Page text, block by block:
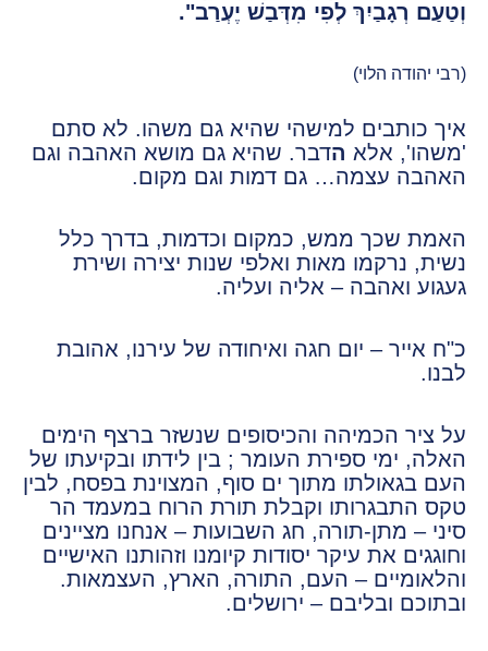
וְטַעַם רְגָבַיִךְ לְפִי מִדְּבַשׁ יֶעְרַב".
(רבי יהודה הלוי)
איך כותבים למישהי שהיא גם משהו. לא סתם
'משהו', אלא הדבר. שהיא גם מושא האהבה וגם
האהבה עצמה… גם דמות וגם מקום.
האמת שכך ממש, כמקום וכדמות, בדרך כלל
נשית, נרקמו מאות ואלפי שנות יצירה ושירת
געגוע ואהבה – אליה ועליה.
כ"ח אייר – יום חגה ואיחודה של עירנו, אהובת
לבנו.
על ציר הכמיהה והכיסופים שנשזר ברצף הימים
האלה, ימי ספירת העומר ; בין לידתו ובקיעתו של
העם בגאולתו מתוך ים סוף, המצוינת בפסח, לבין
טקס התבגרותו וקבלת תורת הרוח במעמד הר
סיני – מתן-תורה, חג השבועות – אנחנו מציינים
וחוגגים את עיקר יסודות קיומנו וזהותנו האישיים
והלאומיים – העם, התורה, הארץ, העצמאות.
ובתוכם ובליבם – ירושלים.